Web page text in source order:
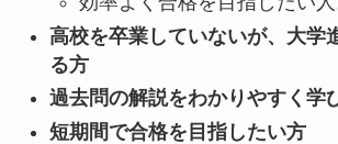
高校を卒業していないが、大学
る方
過去問の解説をわかりやすく学
短期間で合格を目指したい方